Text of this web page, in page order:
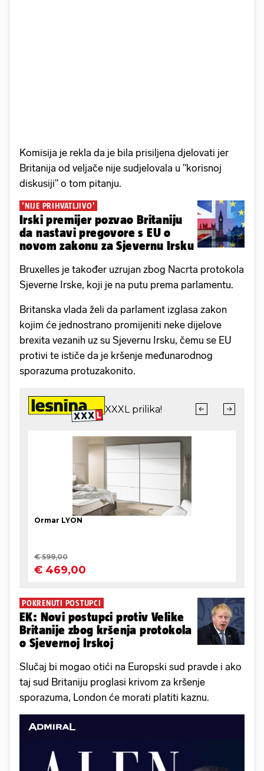
Komisija je rekla da je bila prisiljena djelovati jer
Britanija od veljače nije sudjelovala u "korisnoj
diskusiji" o tom pitanju.
'NIJE PRIHVATLJIVO'
Irski premijer pozvao Britaniju
da nastavi pregovore s EU o
novom zakonu za Sjevernu Irsku
Bruxelles je također uzrujan zbog Nacrta protokola
Sjeverne Irske, koji je na putu prema parlamentu.
Britanska vlada želi da parlament izglasa zakon
kojim će jednostrano promijeniti neke dijelove
brexita vezanih uz su Sjevernu Irsku, čemu se EU
protivi te ističe da je kršenje međunarodnog
sporazuma protuzakonito.
POKRENUTI POSTUPCI
EK: Novi postupci protiv Velike
Britanije zbog kršenja protokola
o Sjevernoj Irskoj
Slučaj bi mogao otići na Europski sud pravde i ako
taj sud Britaniju proglasi krivom za kršenje
sporazuma, London će morati platiti kaznu.